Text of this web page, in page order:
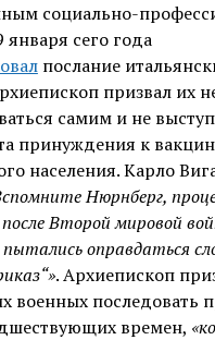
социально-
января сего года
послание
призвал их
самим и не
принуждения к
населения. Карло
Нюрнберг,
Второй мировой
оправдаться
. Архиепископ
военных последовать
времен,